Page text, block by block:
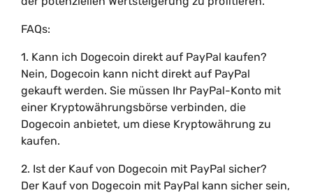
FAQs:
1. Kann ich Dogecoin direkt auf PayPal kaufen?
Nein, Dogecoin kann nicht direkt auf PayPal
gekauft werden. Sie müssen Ihr PayPal-Konto mit
einer Kryptowährungsbörse verbinden, die
Dogecoin anbietet, um diese Kryptowährung zu
kaufen.
2. Ist der Kauf von Dogecoin mit PayPal sicher?
Der Kauf von Dogecoin mit PayPal kann sicher sein,